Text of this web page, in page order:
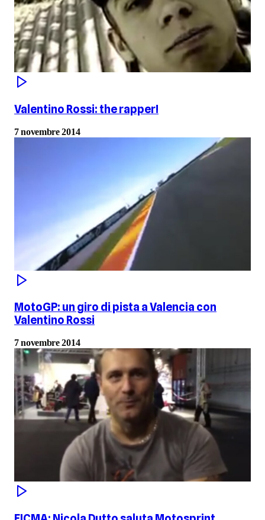
Valentino Rossi: the rapper!
7 novembre 2014
MotoGP: un giro di pista a Valencia con
Valentino Rossi
7 novembre 2014